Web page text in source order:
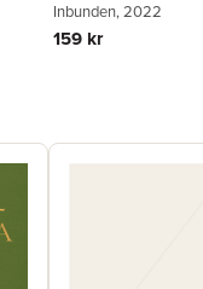
Inbunden, 2022
159 kr